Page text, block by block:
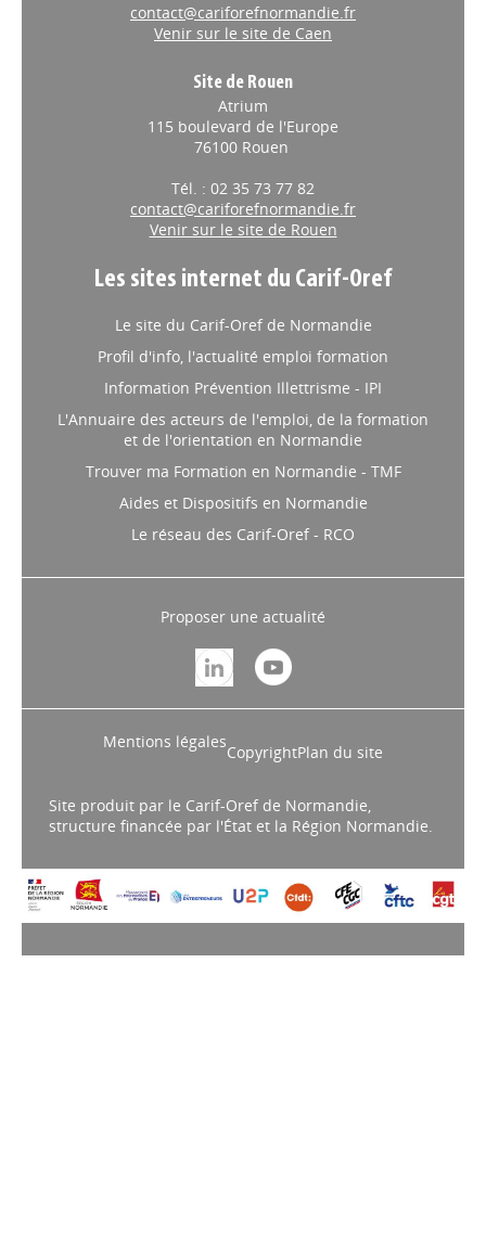
contact@cariforefnormandie.fr
Venir sur le site de Caen
Site de Rouen
Atrium
115 boulevard de l'Europe
76100 Rouen
Tél. : 02 35 73 77 82
contact@cariforefnormandie.fr
Venir sur le site de Rouen
Les sites internet du Carif-Oref
Le site du Carif-Oref de Normandie
Profil d'info, l'actualité emploi formation
Information Prévention Illettrisme - IPI
L'Annuaire des acteurs de l'emploi, de la formation
et de l'orientation en Normandie
Trouver ma Formation en Normandie - TMF
Aides et Dispositifs en Normandie
Le réseau des Carif-Oref - RCO
Proposer une actualité
Mentions légales
CopyrightPlan du site
Site produit par le Carif-Oref de Normandie,
structure financée par l'État et la Région Normandie.